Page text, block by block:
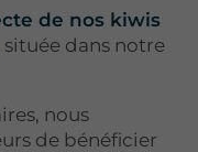
de nos kiwis
située dans notre
nous
de bénéficier